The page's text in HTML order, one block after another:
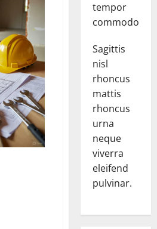
tempor
commodo.
Sagittis
nisl
rhoncus
mattis
rhoncus
urna
neque
viverra
eleifend
pulvinar.